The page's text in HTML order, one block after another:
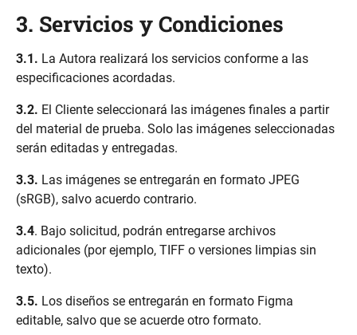
3. Servicios y Condiciones
3.1. La Autora realizará los servicios conforme a las
especificaciones acordadas.
3.2. El Cliente seleccionará las imágenes finales a partir
del material de prueba. Solo las imágenes seleccionadas
serán editadas y entregadas.
3.3. Las imágenes se entregarán en formato JPEG
(sRGB), salvo acuerdo contrario.
3.4. Bajo solicitud, podrán entregarse archivos
adicionales (por ejemplo, TIFF o versiones limpias sin
texto).
3.5. Los diseños se entregarán en formato Figma
editable, salvo que se acuerde otro formato.